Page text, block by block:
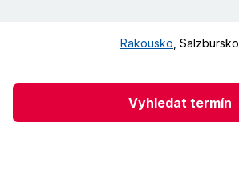
Rakousko Salzbursko
Vyhledat termín